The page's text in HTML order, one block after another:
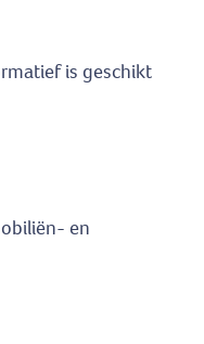
is geschikt
en